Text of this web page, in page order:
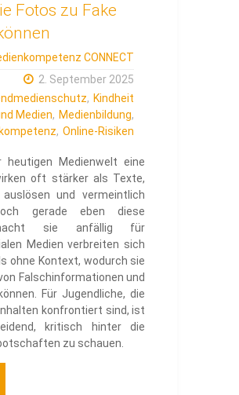
Fotos zu Fake
CONNECT
2. September 2025
, Kindheit
Medien, Medienbildung,
, Online-Risiken
heutigen Medienwelt eine
oft stärker als Texte,
und vermeintlich
gerade eben diese
sie anfällig für
Medien verbreiten sich
ohne Kontext, wodurch sie
Falschinformationen und
Für Jugendliche, die
konfrontiert sind, ist
kritisch hinter die
zu schauen.